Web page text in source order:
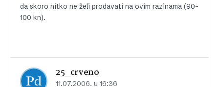
da skoro nitko ne želi prodavati na ovim razinama (90-
100 kn).
25_crveno
11.07.2006. u 16:36